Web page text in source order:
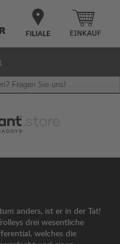
Fragen Sie uns!
anders, ist er in der Tat!
drei wesentliche
welches die